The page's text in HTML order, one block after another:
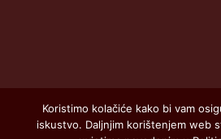
Koristimo kolačiće kako bi vam
iskustvo. Daljnjim korištenjem web